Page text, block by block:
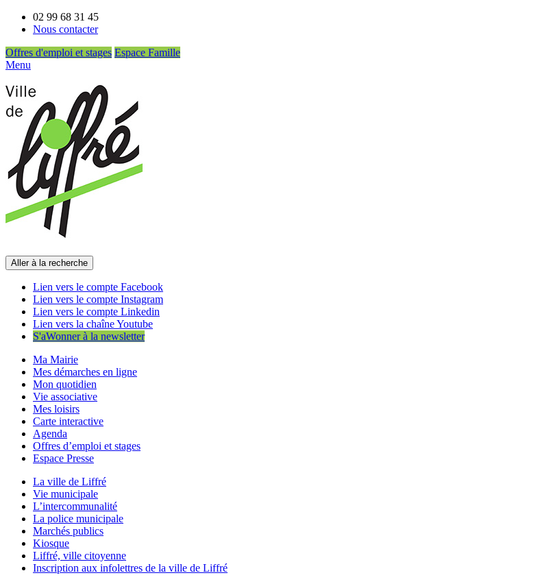
02 99 68 31 45
Nous contacter
Offres d'emploi et stages Espace Famille
Menu
Aller à la recherche
Lien vers le compte Facebook
Lien vers le compte Instagram
Lien vers le compte Linkedin
Lien vers la chaîne Youtube
S'aWonner à la newsletter
Ma Mairie
Mes démarches en ligne
Mon quotidien
Vie associative
Mes loisirs
Carte interactive
Agenda
Offres d’emploi et stages
Espace Presse
La ville de Liffré
Vie municipale
L’intercommunalité
La police municipale
Marchés publics
Kiosque
Liffré, ville citoyenne
Inscription aux infolettres de la ville de Liffré